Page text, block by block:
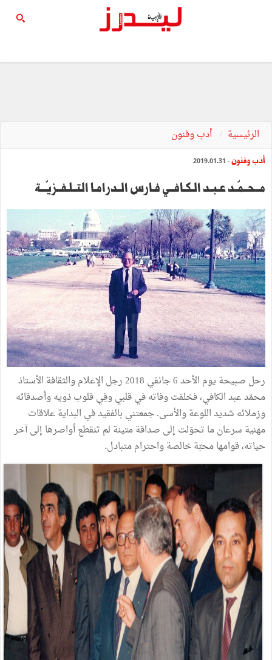
الرئيسية أدب وفنون
أدب وفنون- 2019.01.31
مــحــمّــد عـبــد الـكـافــي فـارس الــدرامـا التــلـفــزيّـــة
رحل صبيحة يوم الأحد 6 جانفي 2018 رجل الإعلام والثقافة الأستاذ
محمّد عبد الكافي، فخلفت وفاته في قلبي وفِي قلوب ذويه وأصدقائه
وزملائه شديد اللوعة والأسى. جمعتني بالفقيد في البداية علاقات
مهنية سرعان ما تحوّلت إلى صداقة متينة لم تنقطع أواصرها إلى آخر
حياته، قوامها محبّة خالصة واحترام متبادل.